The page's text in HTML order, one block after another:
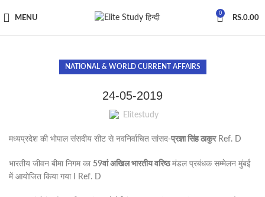
MENU
0
RS.0.00
NATIONAL & WORLD CURRENT AFFAIRS
24-05-2019
Elitestudy
मध्यप्रदेश की भोपाल संसदीय सीट से नवनिर्वाचित सांसद-प्रज्ञा सिंह ठाकुरRef. D
भारतीय जीवन बीमा निगम का 59वां अखिल भारतीय वरिष्ठमंडल प्रबंधक सम्मेलन मुंबई
में आयोजित किया गया I Ref. D